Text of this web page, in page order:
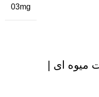
03mg
میوه ای |